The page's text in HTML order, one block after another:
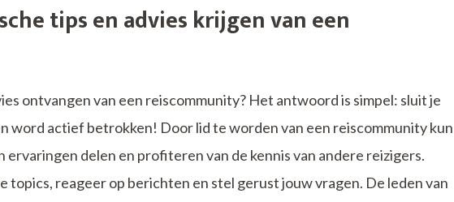
tips en advies krijgen van een
ontvangen van een reiscommunity? Het antwoord is simpel: sluit je
word actief betrokken! Door lid te worden van een reiscommunity kun
ervaringen delen en profiteren van de kennis van andere reizigers.
topics, reageer op berichten en stel gerust jouw vragen. De leden van